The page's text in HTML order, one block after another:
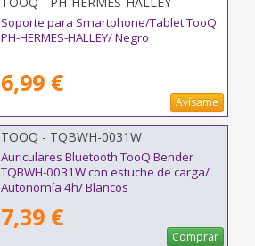
Soporte para Smartphone/Tablet TooQ
PH-HERMES-HALLEY/ Negro
6,99 €
Avísame
TOOQ - TQBWH-0031W
Auriculares Bluetooth TooQ Bender
TQBWH-0031W con estuche de carga/
Autonomía 4h/ Blancos
7,39 €
Comprar